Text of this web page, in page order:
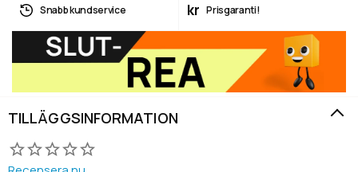
Snabb kundservice kr Prisgaranti!
TILLÄGGSINFORMATION